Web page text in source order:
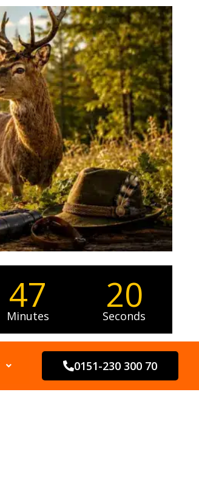
47
Minutes 19
Seconds
0151-230 300 70